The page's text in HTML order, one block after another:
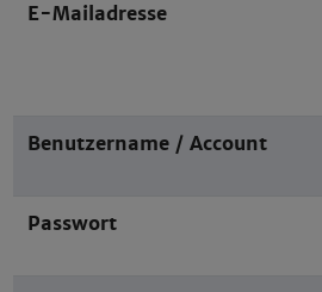
E-Mailadresse
Benutzername / Account
Passwort